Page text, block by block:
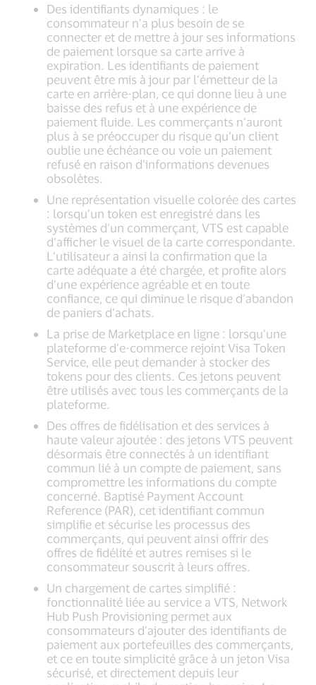
Des identifiants dynamiques : le
consommateur n’a plus besoin de se
connecter et de mettre à jour ses informations
de paiement lorsque sa carte arrive à
expiration. Les identifiants de paiement
peuvent être mis à jour par l’émetteur de la
carte en arrière-plan, ce qui donne lieu à une
baisse des refus et à une expérience de
paiement fluide. Les commerçants n’auront
plus à se préoccuper du risque qu’un client
oublie une échéance ou voie un paiement
refusé en raison d’informations devenues
obsolètes.
Une représentation visuelle colorée des cartes
: lorsqu’un token est enregistré dans les
systèmes d’un commerçant, VTS est capable
d’afficher le visuel de la carte correspondante.
L’utilisateur a ainsi la confirmation que la
carte adéquate a été chargée, et profite alors
d’une expérience agréable et en toute
confiance, ce qui diminue le risque d’abandon
de paniers d’achats.
La prise de Marketplace en ligne : lorsqu’une
plateforme d’e-commerce rejoint Visa Token
Service, elle peut demander à stocker des
tokens pour des clients. Ces jetons peuvent
être utilisés avec tous les commerçants de la
plateforme.
Des offres de fidélisation et des services à
haute valeur ajoutée : des jetons VTS peuvent
désormais être connectés à un identifiant
commun lié à un compte de paiement, sans
compromettre les informations du compte
concerné. Baptisé Payment Account
Reference (PAR), cet identifiant commun
simplifie et sécurise les processus des
commerçants, qui peuvent ainsi offrir des
offres de fidélité et autres remises si le
consommateur souscrit à leurs offres.
Un chargement de cartes simplifié :
fonctionnalité liée au service a VTS, Network
Hub Push Provisioning permet aux
consommateurs d’ajouter des identifiants de
paiement aux portefeuilles des commerçants,
et ce en toute simplicité grâce à un jeton Visa
sécurisé, et directement depuis leur